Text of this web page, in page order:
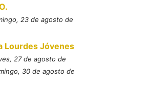
23 de agosto de
Lourdes Jóvenes
27 de agosto de
30 de agosto de